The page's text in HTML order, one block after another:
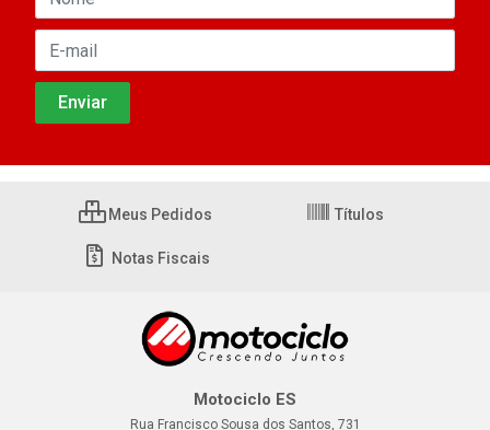
Meus Pedidos Títulos
Notas Fiscais
Motociclo ES
Rua Francisco Sousa dos Santos, 731